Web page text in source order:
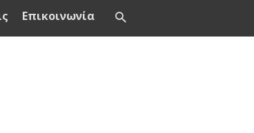
Επικοινωνία